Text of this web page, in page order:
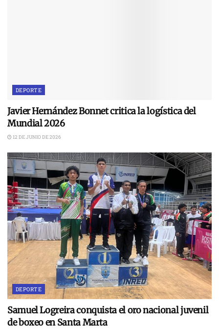
DEPORTE
Javier Hernández Bonnet critica la logística del
Mundial 2026
12 DE JUNIO DE 2026
DEPORTE
Samuel Logreira conquista el oro nacional juvenil
de boxeo en Santa Marta